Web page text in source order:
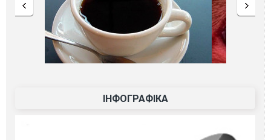
ІНФОГРАФІКА